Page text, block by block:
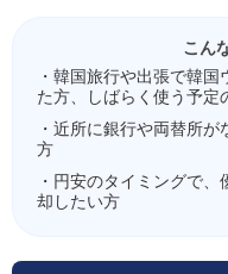
こん
・韓国旅行や出張で韓
た方、しばらく使う予定
・近所に銀行や両替所
方
・円安のタイミングで
却したい方